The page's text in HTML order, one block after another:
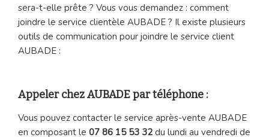
sera-t-elle prête ? Vous vous demandez : comment
joindre le service clientèle AUBADE ? Il existe plusieurs
outils de communication pour joindre le service client
AUBADE :
Appeler chez AUBADE par téléphone :
Vous pouvez contacter le service après-vente AUBADE
en composant le 07 86 15 53 32 du lundi au vendredi de